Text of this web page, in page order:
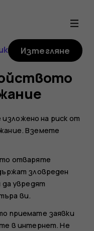
Изтегляне
на риск от
Вземете
отваряте
зловреден
да увредят
ви.
приемате заявки
в интернет. Не